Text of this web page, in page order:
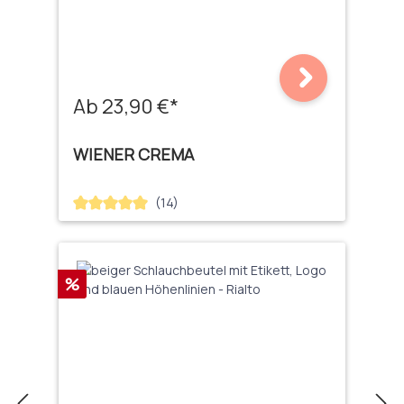
Ab 23,90 €*
WIENER CREMA
Durchschnittliche Bewertung von 5 von 5 Sternen
(14)
Rabatt
%